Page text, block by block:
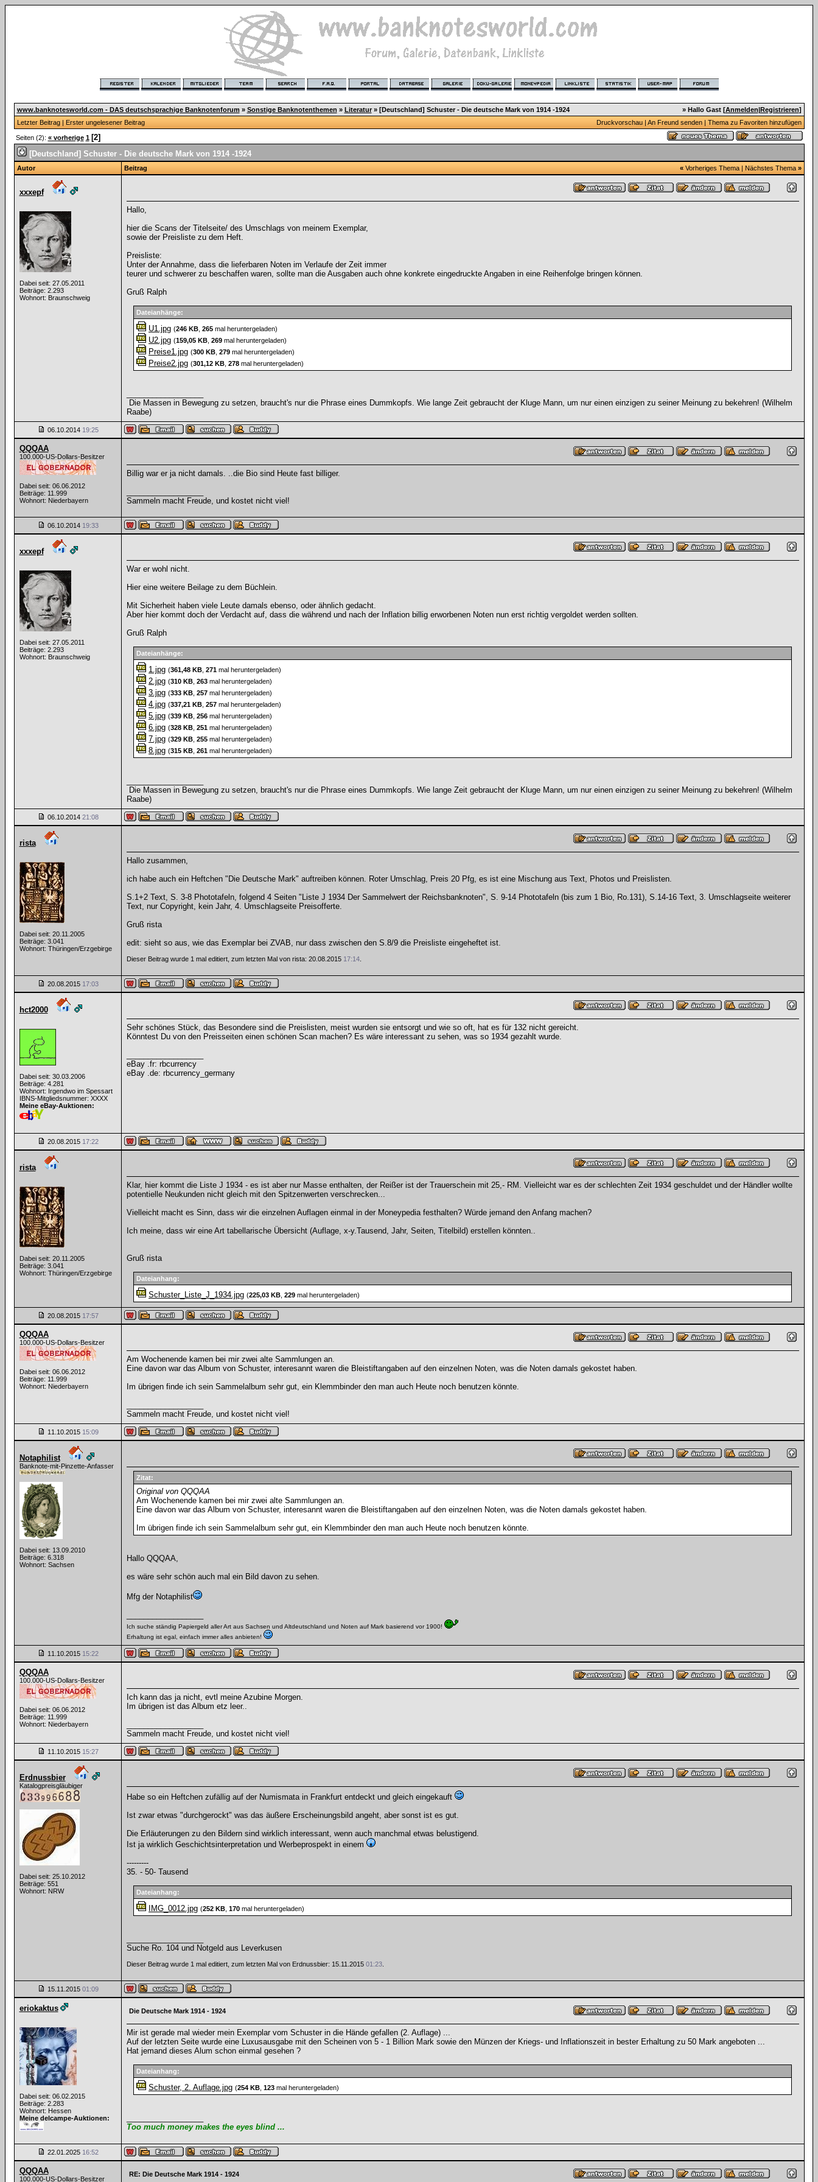
www.banknotesworld.com - DAS deutschsprachige Banknotenforum » Sonstige Banknotenthemen » Literatur» [Deutschland] Schuster - Die deutsche Mark von 1914 -1924 » Hallo Gast [Anmelden|Registrieren]
Letzter Beitrag| Erster ungelesener Beitrag Druckvorschau| An Freund senden| Thema zu Favoriten hinzufügen
Seiten (2): « vorherige 1 [2]
[Deutschland] Schuster - Die deutsche Mark von 1914 -1924
Autor Beitrag « Vorheriges Thema| Nächstes Thema »
xxxepf
Dabei seit: 27.05.2011
Beiträge: 2.293
Wohnort: Braunschweig
Hallo,
hier die Scans der Titelseite/ des Umschlags von meinem Exemplar,
sowie der Preisliste zu dem Heft.
Preisliste:
Unter der Annahme, dass die lieferbaren Noten im Verlaufe der Zeit immer
teurer und schwerer zu beschaffen waren, sollte man die Ausgaben auch ohne konkrete eingedruckte Angaben in eine Reihenfolge bringen können.
Gruß Ralph
Dateianhänge:
U1.jpg (246 KB 265 mal heruntergeladen)
U2.jpg (159,05 KB 269 mal heruntergeladen)
Preise1.jpg (300 KB 279 mal heruntergeladen)
Preise2.jpg (301,12 KB 278 mal heruntergeladen)
Die Massen in Bewegung zu setzen, braucht's nur die Phrase eines Dummkopfs. Wie lange Zeit gebraucht der Kluge Mann, um nur einen einzigen zu seiner Meinung zu bekehren! (Wilhelm
Raabe)
06.10.2014 19:25
QQQAA
100.000-US-Dollars-Besitzer
Dabei seit: 06.06.2012
Beiträge: 11.999
Wohnort: Niederbayern
Billig war er ja nicht damals. ..die Bio sind Heute fast billiger.
Sammeln macht Freude, und kostet nicht viel!
06.10.2014 19:33
xxxepf
Dabei seit: 27.05.2011
Beiträge: 2.293
Wohnort: Braunschweig
War er wohl nicht.
Hier eine weitere Beilage zu dem Büchlein.
Mit Sicherheit haben viele Leute damals ebenso, oder ähnlich gedacht.
Aber hier kommt doch der Verdacht auf, dass die während und nach der Inflation billig erworbenen Noten nun erst richtig vergoldet werden sollten.
Gruß Ralph
Dateianhänge:
1.jpg (361,48 KB 271 mal heruntergeladen)
2.jpg (310 KB 263 mal heruntergeladen)
3.jpg (333 KB 257 mal heruntergeladen)
4.jpg (337,21 KB 257 mal heruntergeladen)
5.jpg (339 KB 256 mal heruntergeladen)
6.jpg (328 KB 251 mal heruntergeladen)
7.jpg (329 KB 255 mal heruntergeladen)
8.jpg (315 KB 261 mal heruntergeladen)
Die Massen in Bewegung zu setzen, braucht's nur die Phrase eines Dummkopfs. Wie lange Zeit gebraucht der Kluge Mann, um nur einen einzigen zu seiner Meinung zu bekehren! (Wilhelm
Raabe)
06.10.2014 21:08
rista
Dabei seit: 20.11.2005
Beiträge: 3.041
Wohnort: Thüringen/Erzgebirge
Hallo zusammen,
ich habe auch ein Heftchen "Die Deutsche Mark" auftreiben können. Roter Umschlag, Preis 20 Pfg, es ist eine Mischung aus Text, Photos und Preislisten.
S.1+2 Text, S. 3-8 Phototafeln, folgend 4 Seiten "Liste J 1934 Der Sammelwert der Reichsbanknoten", S. 9-14 Phototafeln (bis zum 1 Bio, Ro.131), S.14-16 Text, 3. Umschlagseite weiterer
Text, nur Copyright, kein Jahr, 4. Umschlagseite Preisofferte.
Gruß rista
edit: sieht so aus, wie das Exemplar bei ZVAB, nur dass zwischen den S.8/9 die Preisliste eingeheftet ist.
Dieser Beitrag wurde 1 mal editiert, zum letzten Mal von rista: 20.08.2015 17:14.
20.08.2015 17:03
hct2000
Dabei seit: 30.03.2006
Beiträge: 4.281
Wohnort: Irgendwo im Spessart
IBNS-Mitgliedsnummer: XXXX
Meine eBay-Auktionen:
Sehr schönes Stück, das Besondere sind die Preislisten, meist wurden sie entsorgt und wie so oft, hat es für 132 nicht gereicht.
Könntest Du von den Preisseiten einen schönen Scan machen? Es wäre interessant zu sehen, was so 1934 gezahlt wurde.
eBay .fr: rbcurrency
eBay .de: rbcurrency_germany
20.08.2015 17:22
rista
Dabei seit: 20.11.2005
Beiträge: 3.041
Wohnort: Thüringen/Erzgebirge
Klar, hier kommt die Liste J 1934 - es ist aber nur Masse enthalten, der Reißer ist der Trauerschein mit 25,- RM. Vielleicht war es der schlechten Zeit 1934 geschuldet und der Händler wollte
potentielle Neukunden nicht gleich mit den Spitzenwerten verschrecken...
Vielleicht macht es Sinn, dass wir die einzelnen Auflagen einmal in der Moneypedia festhalten? Würde jemand den Anfang machen?
Ich meine, dass wir eine Art tabellarische Übersicht (Auflage, x-y.Tausend, Jahr, Seiten, Titelbild) erstellen könnten..
Gruß rista
Dateianhang:
Schuster_Liste_J_1934.jpg (225,03 KB 229 mal heruntergeladen)
20.08.2015 17:57
QQQAA
100.000-US-Dollars-Besitzer
Dabei seit: 06.06.2012
Beiträge: 11.999
Wohnort: Niederbayern
Am Wochenende kamen bei mir zwei alte Sammlungen an.
Eine davon war das Album von Schuster, interesannt waren die Bleistiftangaben auf den einzelnen Noten, was die Noten damals gekostet haben.
Im übrigen finde ich sein Sammelalbum sehr gut, ein Klemmbinder den man auch Heute noch benutzen könnte.
Sammeln macht Freude, und kostet nicht viel!
11.10.2015 15:09
Notaphilist
Banknote-mit-Pinzette-Anfasser
Dabei seit: 13.09.2010
Beiträge: 6.318
Wohnort: Sachsen
Zitat:
Original von QQQAA
Am Wochenende kamen bei mir zwei alte Sammlungen an.
Eine davon war das Album von Schuster, interesannt waren die Bleistiftangaben auf den einzelnen Noten, was die Noten damals gekostet haben.
Im übrigen finde ich sein Sammelalbum sehr gut, ein Klemmbinder den man auch Heute noch benutzen könnte.
Hallo QQQAA,
es wäre sehr schön auch mal ein Bild davon zu sehen.
Mfg der Notaphilist
Ich suche ständig Papiergeld aller Art aus Sachsen und Altdeutschland und Noten auf Mark basierend vor 1900!
Erhaltung ist egal, einfach immer alles anbieten!
11.10.2015 15:22
QQQAA
100.000-US-Dollars-Besitzer
Dabei seit: 06.06.2012
Beiträge: 11.999
Wohnort: Niederbayern
Ich kann das ja nicht, evtl meine Azubine Morgen.
Im übrigen ist das Album etz leer..
Sammeln macht Freude, und kostet nicht viel!
11.10.2015 15:27
Erdnussbier
Katalogpreisgläubiger
Dabei seit: 25.10.2012
Beiträge: 551
Wohnort: NRW
Habe so ein Heftchen zufällig auf der Numismata in Frankfurt entdeckt und gleich eingekauft
Ist zwar etwas "durchgerockt" was das äußere Erscheinungsbild angeht, aber sonst ist es gut.
Die Erläuterungen zu den Bildern sind wirklich interessant, wenn auch manchmal etwas belustigend.
Ist ja wirklich Geschichtsinterpretation und Werbeprospekt in einem
---------
35. - 50- Tausend
Dateianhang:
IMG_0012.jpg (252 KB 170 mal heruntergeladen)
Suche Ro. 104 und Notgeld aus Leverkusen
Dieser Beitrag wurde 1 mal editiert, zum letzten Mal von Erdnussbier: 15.11.2015 01:23.
15.11.2015 01:09
eriokaktus
Dabei seit: 06.02.2015
Beiträge: 2.283
Wohnort: Hessen
Meine delcampe-Auktionen:
Die Deutsche Mark 1914 - 1924
Mir ist gerade mal wieder mein Exemplar vom Schuster in die Hände gefallen (2. Auflage) ...
Auf der letzten Seite wurde eine Luxusausgabe mit den Scheinen von 5 - 1 Billion Mark sowie den Münzen der Kriegs- und Inflationszeit in bester Erhaltung zu 50 Mark angeboten ...
Hat jemand dieses Alum schon einmal gesehen ?
Dateianhang:
Schuster, 2. Auflage.jpg (254 KB 123 mal heruntergeladen)
Too much money makes the eyes blind ...
22.01.2025 16:52
QQQAA
100.000-US-Dollars-Besitzer
RE: Die Deutsche Mark 1914 - 1924